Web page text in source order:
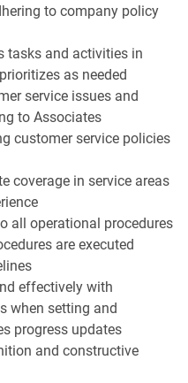
to company policy
tasks and activities in
as needed
service issues and
to Associates
customer service policies
coverage in service areas
all operational procedures
are executed
effectively with
when setting and
progress updates
and constructive